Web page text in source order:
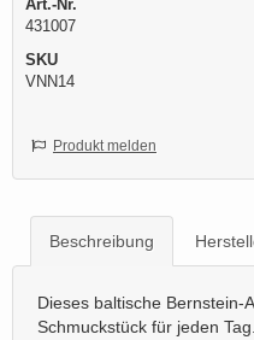
Art.-Nr.
431007
SKU
VNN14
Produkt melden
Beschreibung
Dieses baltische Bernstein-
Schmuckstück für jeden